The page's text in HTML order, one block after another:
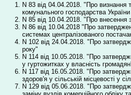
N 83 від 04.04.2018. "Про визнання
комунального господарства
N 85 від 10.04.2018. "Про внесення
N 86 від 10.04.2018 "Про
системах централізованого
N 102 від 24.04.2018. "Про
року"
N 114 від 10.05.2018. "Про
у гуртожитках у власність
N 117 від 16.05.2018. "Про
здоров'я у сільській місцевості у
N 129 від 05.06.2018. "Про